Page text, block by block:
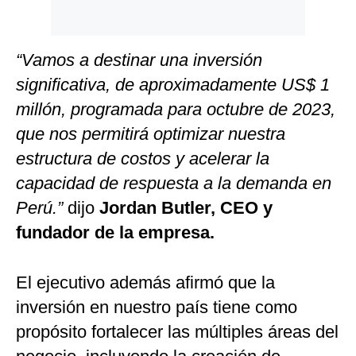
“Vamos a destinar una inversión
significativa, de aproximadamente US$ 1
millón, programada para octubre de 2023,
que nos permitirá optimizar nuestra
estructura de costos y acelerar la
capacidad de respuesta a la demanda en
Perú.”dijo Jordan Butler, CEO y
fundador de la empresa.
El ejecutivo además afirmó que la
inversión en nuestro país tiene como
propósito fortalecer las múltiples áreas del